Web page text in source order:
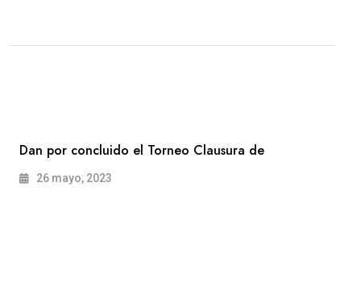
Dan por concluido el Torneo Clausura de
26 mayo, 2023